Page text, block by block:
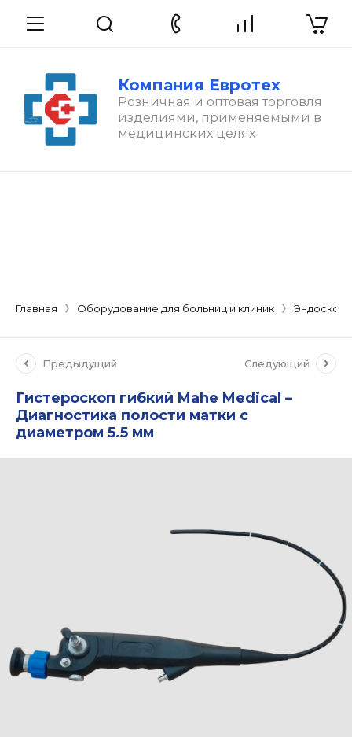
Компания Евротех
Розничная и оптовая торговля
изделиями, применяемыми в
медицинских целях
Главная Оборудование для больниц и клиник
Предыдущий Следующий
Гистероскоп гибкий Mahe Medical –
Диагностика полости матки с
диаметром 5.5 мм